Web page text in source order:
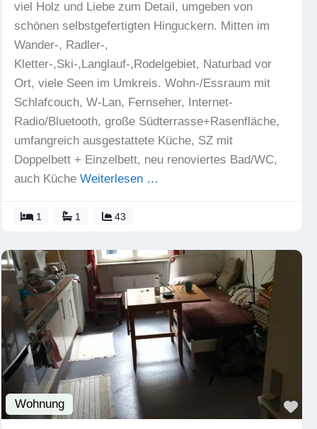
viel Holz und Liebe zum Detail, umgeben von
schönen selbstgefertigten Hinguckern. Mitten im
Wander-, Radler-,
Kletter-,Ski-,Langlauf-,Rodelgebiet, Naturbad vor
Ort, viele Seen im Umkreis. Wohn-/Essraum mit
Schlafcouch, W-Lan, Fernseher, Internet-
Radio/Bluetooth, große Südterrasse+Rasenfläche,
umfangreich ausgestattete Küche, SZ mit
Doppelbett + Einzelbett, neu renoviertes Bad/WC,
auch Küche Weiterlesen …
1 1 43
Wohnung